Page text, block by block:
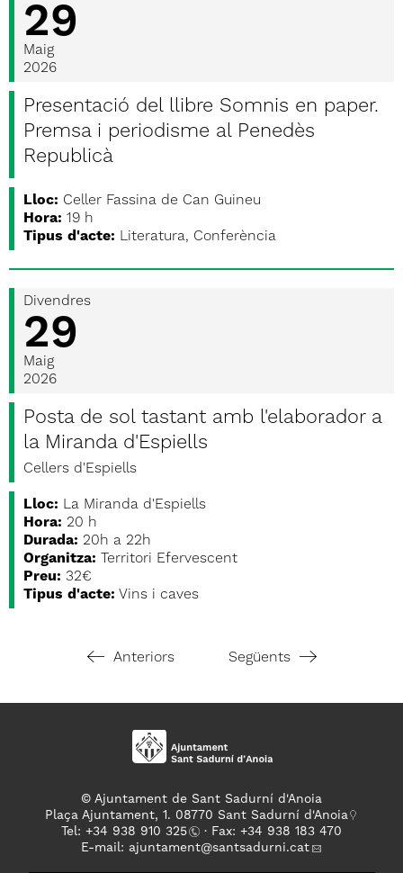
29
Maig
2026
Presentació del llibre Somnis en paper.
Premsa i periodisme al Penedès
Republicà
Lloc: Celler Fassina de Can Guineu
Hora: 19 h
Tipus d'acte: Literatura, Conferència
Divendres
29
Maig
2026
Posta de sol tastant amb l'elaborador a
la Miranda d'Espiells
Cellers d'Espiells
Lloc: La Miranda d'Espiells
Hora: 20 h
Durada: 20h a 22h
Organitza:
Territori Efervescent
Preu: 32€
Tipus d'acte: Vins i caves
Anteriors Següents
© Ajuntament de Sant Sadurní d'Anoia
Plaça Ajuntament, 1. 08770 Sant Sadurní d'Anoia
Tel: +34 938 910 325
· Fax: +34 938 183 470
E-mail: ajuntament@santsadurni.cat